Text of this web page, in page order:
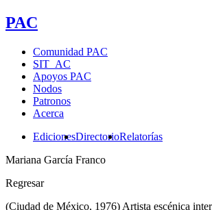
PAC
Comunidad PAC
SIT_AC
Apoyos PAC
Nodos
Patronos
Acerca
EdicionesDirectorioRelatorías
Mariana García Franco
Regresar
(Ciudad de México, 1976) Artista escénica